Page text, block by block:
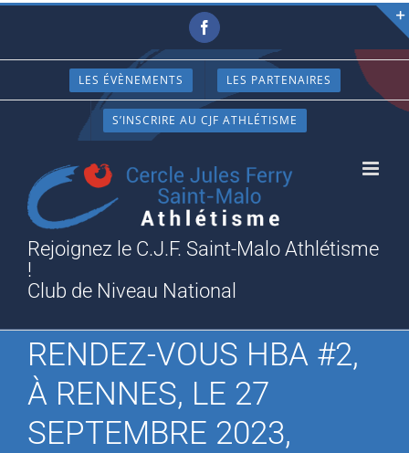
Passer
contenu
Facebook
LES ÉVÈNEMENTS LES PARTENAIRES
S’INSCRIRE AU CJF ATHLÉTISME
Rejoignez le C.J.F. Saint-Malo Athlétisme
!
Club de Niveau National
RENDEZ-VOUS HBA #2,
À RENNES, LE 27
SEPTEMBRE 2023,